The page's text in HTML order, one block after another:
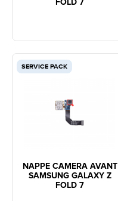
SERVICE PACK
NAPPE CAMERA AVANT
SAMSUNG GALAXY Z
FOLD 7